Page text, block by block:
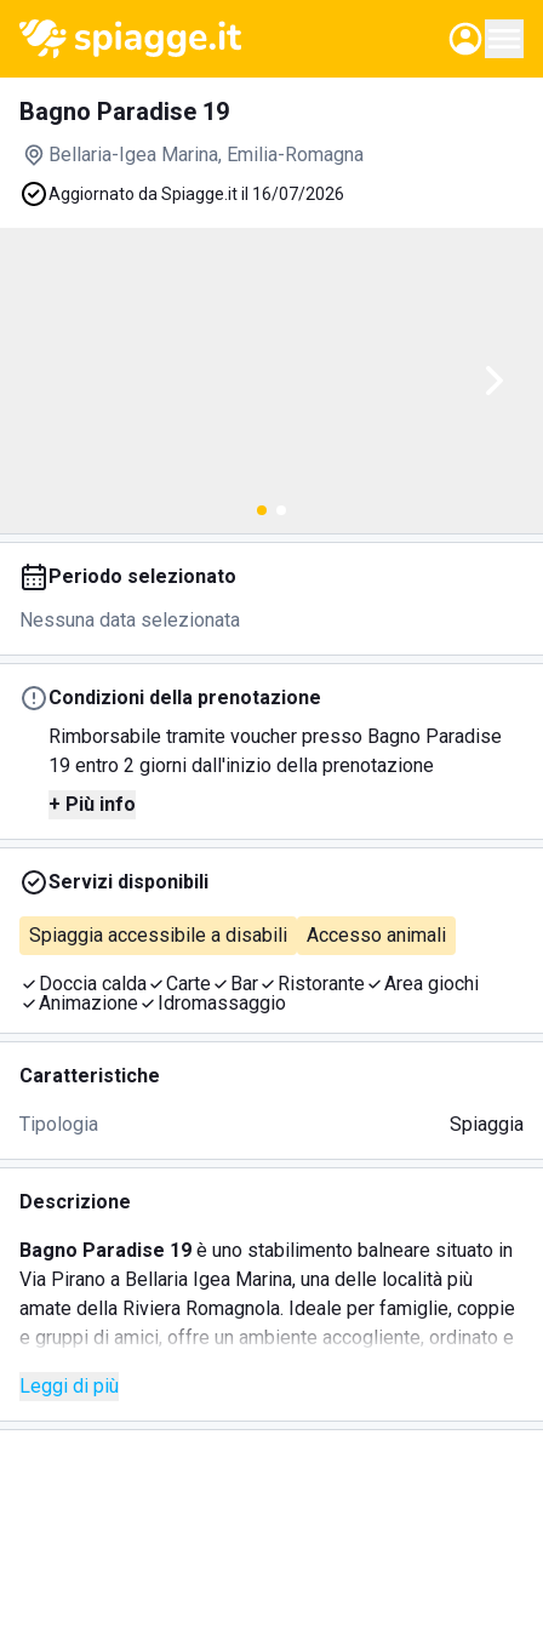
Bagno Paradise 19
Bellaria-Igea Marina, Emilia-Romagna
Aggiornato da Spiagge.it il 16/07/2026
Periodo selezionato
Nessuna data selezionata
Condizioni della prenotazione
Rimborsabile tramite voucher presso Bagno Paradise
19 entro 2 giorni dall'inizio della prenotazione
+ Più info
Servizi disponibili
Spiaggia accessibile a disabili Accesso animali
Doccia calda Carte Bar Ristorante
Area giochi
Animazione
Idromassaggio
Caratteristiche
Tipologia Spiaggia
Descrizione
Bagno Paradise 19 è uno stabilimento balneare situato in
Via Pirano a Bellaria Igea Marina, una delle località più
amate della Riviera Romagnola. Ideale per famiglie, coppie
e gruppi di amici, offre un ambiente accogliente, ordinato e
La spiaggia è ampia e ben attrezzata, con ombrelloni e
lettini disposti per garantire comfort e tranquillità. Il
Leggi di più